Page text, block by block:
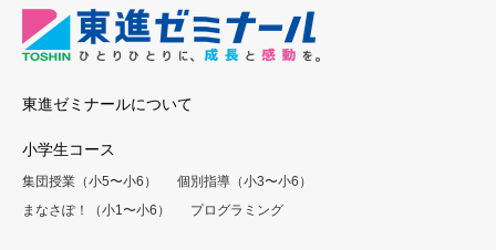
東進ゼミナールについて
小学生コース
集団授業（小5〜小6）
個別指導（小3〜小6）
まなさぽ！（小1〜小6）
プログラミング